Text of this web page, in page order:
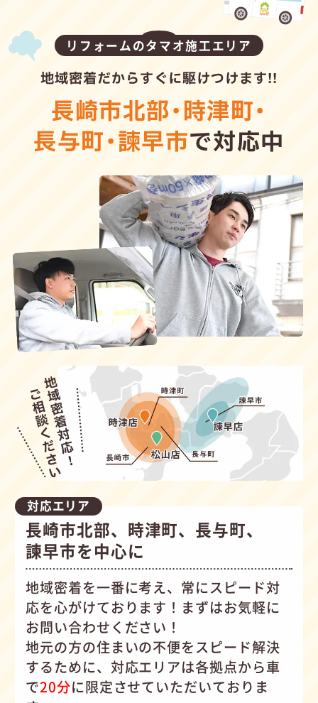
リフォームのタマオ施工エリア
地域密着だからすぐに駆けつけます!!
長崎市北部・時津町・
長与町・諫早市で対応中
対応エリア
長崎市北部、時津町、長与町、
諫早市を中心に
地域密着を一番に考え、常にスピード対
応を心がけております！まずはお気軽に
お問い合わせください！
地元の方の住まいの不便をスピード解決
するために、対応エリアは各拠点から車
で20分に限定させていただいておりま